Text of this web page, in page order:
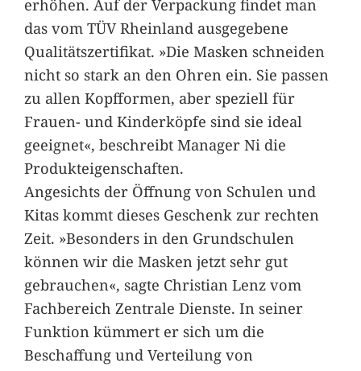
erhöhen. Auf der Verpackung findet man
das vom TÜV Rheinland ausgegebene
Qualitätszertifikat. »Die Masken schneiden
nicht so stark an den Ohren ein. Sie passen
zu allen Kopfformen, aber speziell für
Frauen- und Kinderköpfe sind sie ideal
geeignet«, beschreibt Manager Ni die
Produkteigenschaften.
Angesichts der Öffnung von Schulen und
Kitas kommt dieses Geschenk zur rechten
Zeit. »Besonders in den Grundschulen
können wir die Masken jetzt sehr gut
gebrauchen«, sagte Christian Lenz vom
Fachbereich Zentrale Dienste. In seiner
Funktion kümmert er sich um die
Beschaffung und Verteilung von